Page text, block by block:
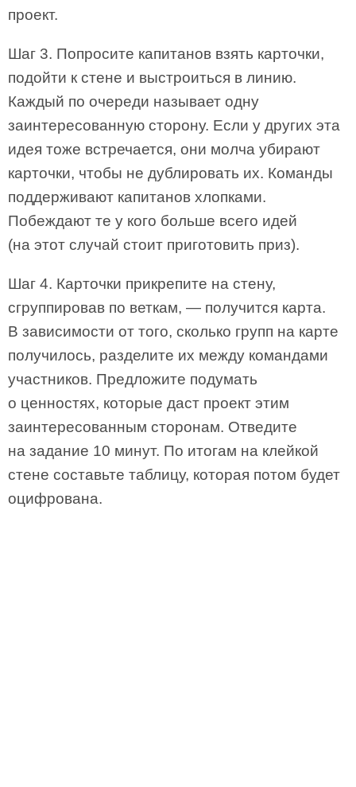
проект.
Шаг 3. Попросите капитанов взять карточки,
подойти к стене и выстроиться в линию.
Каждый по очереди называет одну
заинтересованную сторону. Если у других эта
идея тоже встречается, они молча убирают
карточки, чтобы не дублировать их. Команды
поддерживают капитанов хлопками.
Побеждают те у кого больше всего идей
(на этот случай стоит приготовить приз).
Шаг 4. Карточки прикрепите на стену,
сгруппировав по веткам, — получится карта.
В зависимости от того, сколько групп на карте
получилось, разделите их между командами
участников. Предложите подумать
о ценностях, которые даст проект этим
заинтересованным сторонам. Отведите
на задание 10 минут. По итогам на клейкой
стене составьте таблицу, которая потом будет
оцифрована.